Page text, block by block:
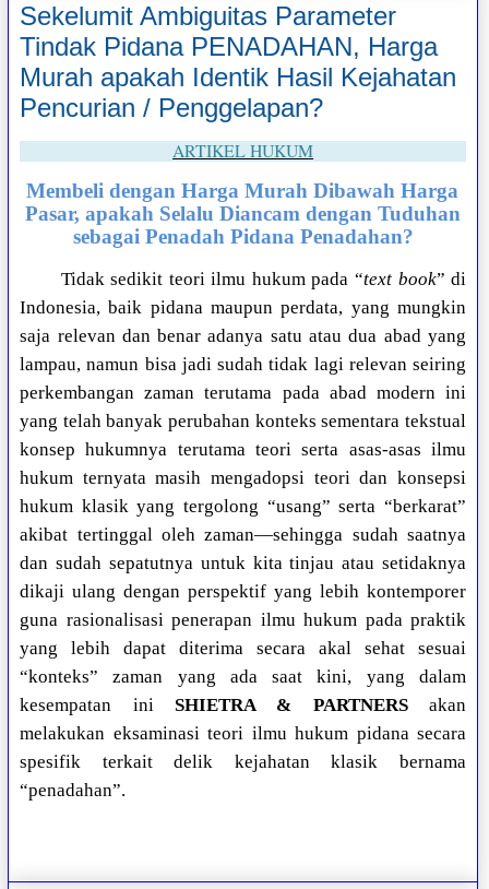
Sekelumit Ambiguitas Parameter
Tindak Pidana PENADAHAN, Harga
Murah apakah Identik Hasil Kejahatan
Pencurian / Penggelapan?
ARTIKEL HUKUM
Membeli dengan Harga Murah Dibawah Harga
Pasar, apakah Selalu Diancam dengan Tuduhan
sebagai Penadah Pidana Penadahan?
Tidak sedikit teori ilmu hukum pada “text book” di
Indonesia, baik pidana maupun perdata, yang mungkin
saja relevan dan benar adanya satu atau dua abad yang
lampau, namun bisa jadi sudah tidak lagi relevan seiring
perkembangan zaman terutama pada abad modern ini
yang telah banyak perubahan konteks sementara tekstual
konsep hukumnya terutama teori serta asas-asas ilmu
hukum ternyata masih mengadopsi teori dan konsepsi
hukum klasik yang tergolong “usang” serta “berkarat”
akibat tertinggal oleh zaman—sehingga sudah saatnya
dan sudah sepatutnya untuk kita tinjau atau setidaknya
dikaji ulang dengan perspektif yang lebih kontemporer
guna rasionalisasi penerapan ilmu hukum pada praktik
yang lebih dapat diterima secara akal sehat sesuai
“konteks” zaman yang ada saat kini, yang dalam
kesempatan ini SHIETRA & PARTNERSakan
melakukan eksaminasi teori ilmu hukum pidana secara
spesifik terkait delik kejahatan klasik bernama
“penadahan”.